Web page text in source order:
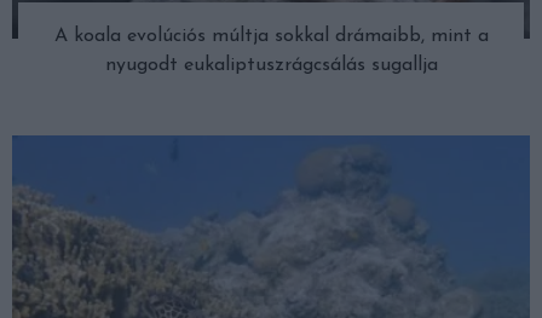
A koala evolúciós múltja sokkal drámaibb, mint a
nyugodt eukaliptuszrágcsálás sugallja